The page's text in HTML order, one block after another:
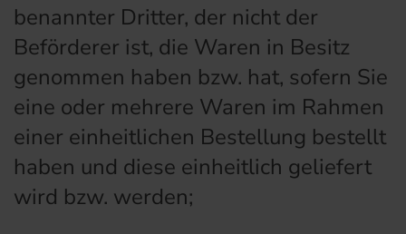
benannter Dritter, der nicht der
Beförderer ist, die Waren in Besitz
genommen haben bzw. hat, sofern Sie
eine oder mehrere Waren im Rahmen
einer einheitlichen Bestellung bestellt
haben und diese einheitlich geliefert
wird bzw. werden;